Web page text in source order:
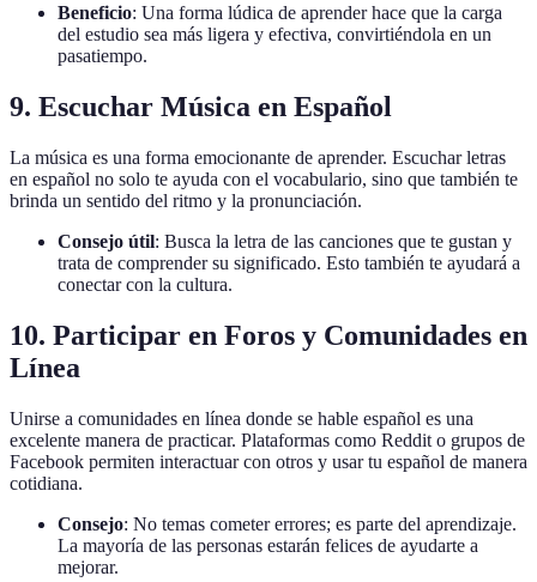
Beneficio: Una forma lúdica de aprender hace que la carga
del estudio sea más ligera y efectiva, convirtiéndola en un
pasatiempo.
9. Escuchar Música en Español
La música es una forma emocionante de aprender. Escuchar letras
en español no solo te ayuda con el vocabulario, sino que también te
brinda un sentido del ritmo y la pronunciación.
Consejo útil: Busca la letra de las canciones que te gustan y
trata de comprender su significado. Esto también te ayudará a
conectar con la cultura.
10. Participar en Foros y Comunidades en
Línea
Unirse a comunidades en línea donde se hable español es una
excelente manera de practicar. Plataformas como Reddit o grupos de
Facebook permiten interactuar con otros y usar tu español de manera
cotidiana.
Consejo: No temas cometer errores; es parte del aprendizaje.
La mayoría de las personas estarán felices de ayudarte a
mejorar.